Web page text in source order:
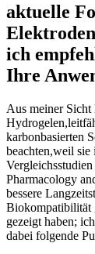
aktuelle
ich
Ihre
Aus ‌meiner Sicht
karbonbasierten
beachten,weil sie
Pharmacology⁢
bessere
Biokompatibilität
gezeigt haben;
dabei ⁣folgende